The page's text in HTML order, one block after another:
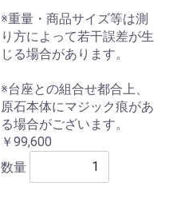
※重量・商品サイズ等は測
り方によって若干誤差が生
じる場合があります。
※台座との組合せ都合上、
原石本体にマジック痕があ
る場合がございます。
￥99,600
数量